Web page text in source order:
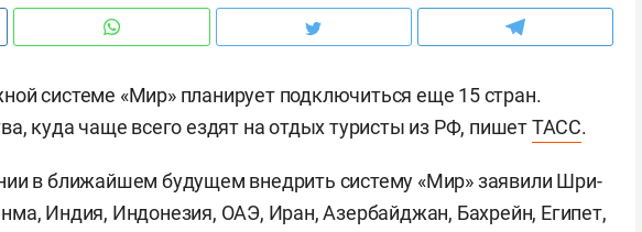
системе «Мир» планирует подключиться еще 15 стран.
куда чаще всего ездят на отдых туристы из РФ, пишетТАСС.
в ближайшем будущем внедрить систему «Мир» заявили Шри-
Индия, Индонезия, ОАЭ, Иран, Азербайджан, Бахрейн, Египет,